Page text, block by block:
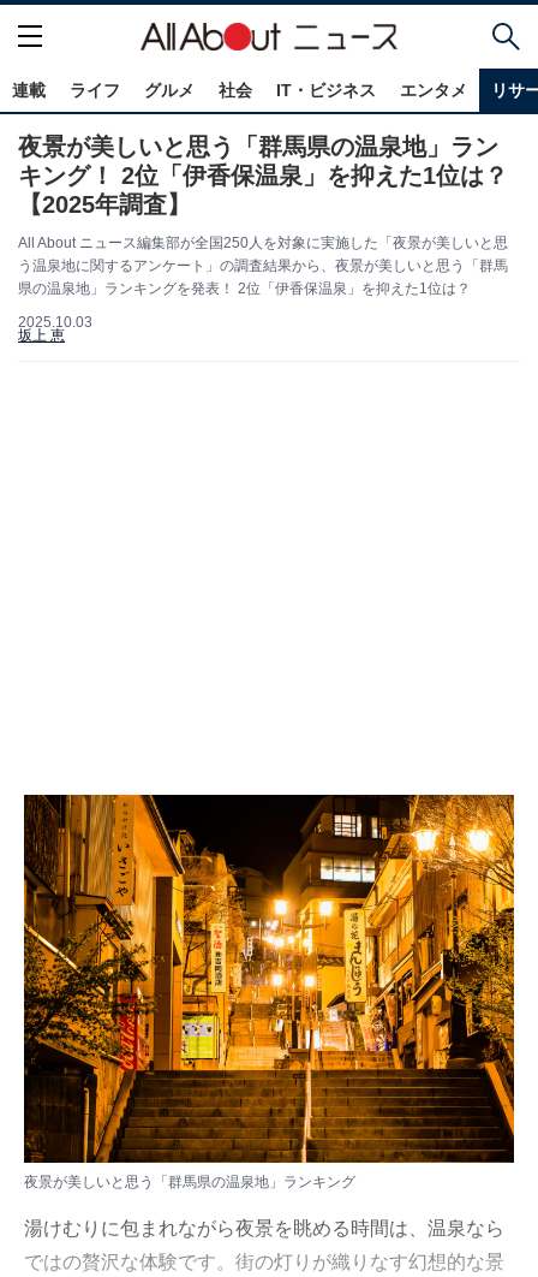
連載 ライフ グルメ 社会 IT・ビジネス エンタメ リサ
夜景が美しいと思う「群馬県の温泉地」ラン
キング！ 2位「伊香保温泉」を抑えた1位は？
【2025年調査】
All About ニュース編集部が全国250人を対象に実施した「夜景が美しいと思
う温泉地に関するアンケート」の調査結果から、夜景が美しいと思う「群馬
県の温泉地」ランキングを発表！ 2位「伊香保温泉」を抑えた1位は？
2025.10.03
坂上 恵
夜景が美しいと思う「群馬県の温泉地」ランキング
湯けむりに包まれながら夜景を眺める時間は、温泉なら
ではの贅沢な体験です。街の灯りが織りなす幻想的な景